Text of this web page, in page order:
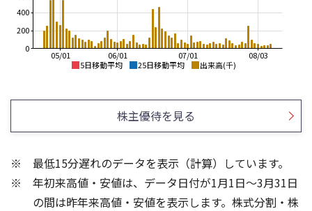
5日移動平均 25日移動平均 出来高(千)
08/03
07/01
06/01
05/01
0
200
400
200
300
500
600
200
400
800
1,000
株主優待を見る
最低15分遅れのデータを表示（計算）しています。
年初来高値・安値は、データ日付が1月1日～3月31日
の間は昨年来高値・安値を表示します。株式分割・株